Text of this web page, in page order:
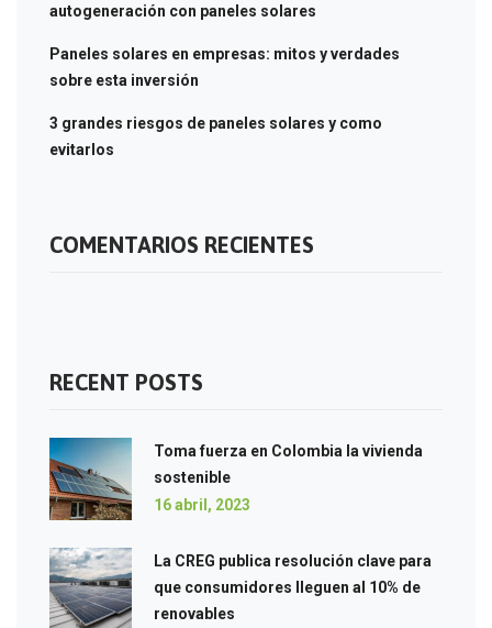
autogeneración con paneles solares
Paneles solares en empresas: mitos y verdades
sobre esta inversión
3 grandes riesgos de paneles solares y como
evitarlos
COMENTARIOS RECIENTES
RECENT POSTS
Toma fuerza en Colombia la vivienda
sostenible
16 abril, 2023
La CREG publica resolución clave para
que consumidores lleguen al 10% de
renovables